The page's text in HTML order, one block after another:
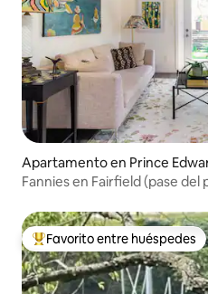
Apartamento en Prince
Fannies en
Favorito entre huéspedes
Favorito entre huéspedes